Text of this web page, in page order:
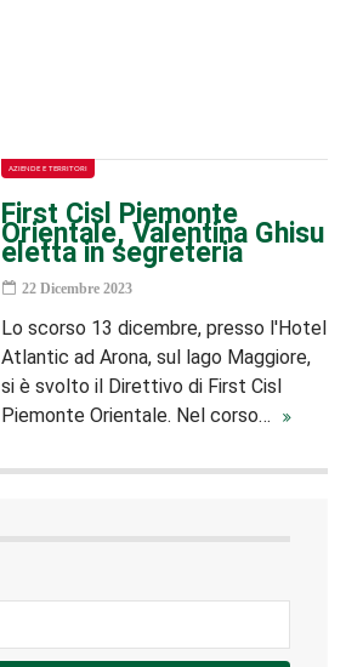
AZIENDE E TERRITORI
First Cisl Piemonte
Orientale, Valentina Ghisu
eletta in segreteria
22 Dicembre 2023
Lo scorso 13 dicembre, presso l'Hotel
Atlantic ad Arona, sul lago Maggiore,
si è svolto il Direttivo di First Cisl
Piemonte Orientale. Nel corso…